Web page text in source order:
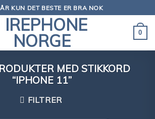
KUN DET BESTE ER BRA NOK
0
MED STIKKORD
“IPHONE 11”
FILTRER